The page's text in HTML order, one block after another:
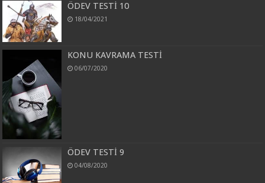
ÖDEV TESTİ 10
18/04/2021
KONU KAVRAMA TESTİ
06/07/2020
ÖDEV TESTİ 9
04/08/2020